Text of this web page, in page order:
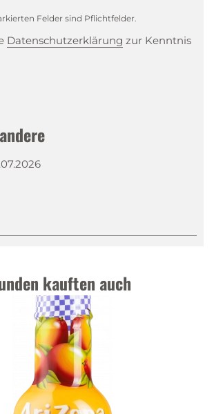
Felder sind Pflichtfelder.
Datenschutzerklärung zur Kenntnis
kauften auch